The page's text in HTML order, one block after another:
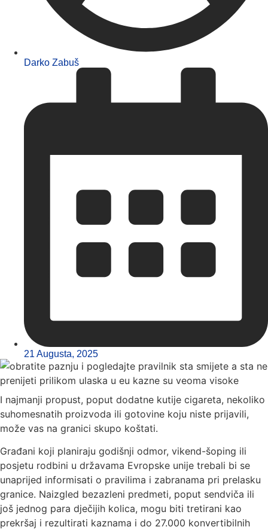
Darko Zabuš
21 Augusta, 2025
I najmanji propust, poput dodatne kutije cigareta, nekoliko
suhomesnatih proizvoda ili gotovine koju niste prijavili,
može vas na granici skupo koštati.
Građani koji planiraju godišnji odmor, vikend-šoping ili
posjetu rodbini u državama Evropske unije trebali bi se
unaprijed informisati o pravilima i zabranama pri prelasku
granice. Naizgled bezazleni predmeti, poput sendviča ili
još jednog para dječijih kolica, mogu biti tretirani kao
prekršaj i rezultirati kaznama i do 27.000 konvertibilnih